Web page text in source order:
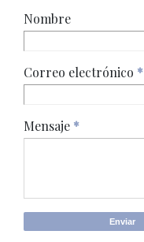
Nombre
Correo electrónico *
Mensaje *